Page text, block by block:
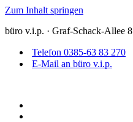
Zum Inhalt springen
büro v.i.p. · Graf-Schack-Allee
Telefon 0385-63 83 270
E-Mail an büro v.i.p.